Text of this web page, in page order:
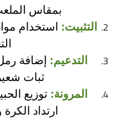
بمقاس
التثبيت: استخدام
التدعيم: إضافة
ثبات
المرونة: توزيع
ارتداد